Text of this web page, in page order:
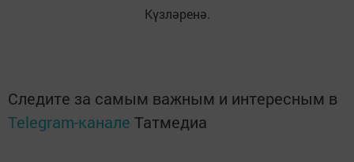
Күзләренә.
Следите за самым важным и интересным в
Telegram-канале Татмедиа